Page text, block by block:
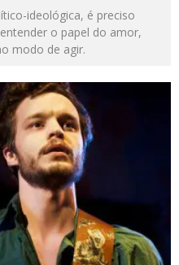
ideológica, é preciso
o papel do amor,
modo de agir.